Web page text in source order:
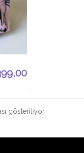
gösteriliyor